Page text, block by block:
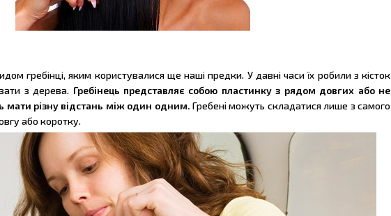
гребінці, яким користувалися ще наші предки. У давні часи їх робили з кісток
з дерева. Гребінець представляє собою пластинку з рядом довгих або не
мати різну відстань між один одним. Гребені можуть складатися лише з самого
або коротку.